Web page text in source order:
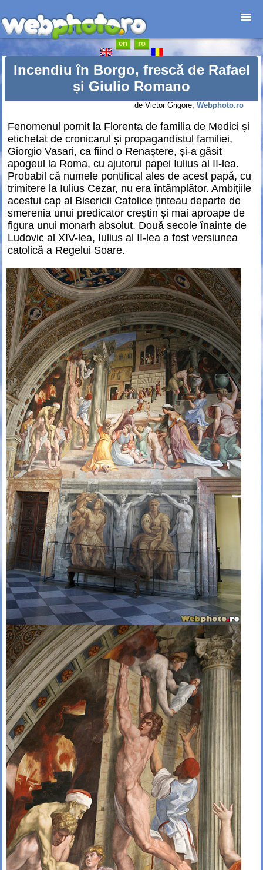
en ro
Prima pagină
Foto-destinații
Foto-reportaje
Web-design
Junior
Contact
Incendiu în Borgo, frescă de Rafael
și Giulio Romano
de Victor Grigore, Webphoto.ro
Fenomenul pornit la Florența de familia de Medici și
etichetat de cronicarul și propagandistul familiei,
Giorgio Vasari, ca fiind o Renaștere, și-a găsit
apogeul la Roma, cu ajutorul papei Iulius al II-lea.
Probabil că numele pontifical ales de acest papă, cu
trimitere la Iulius Cezar, nu era întâmplător. Ambițiile
acestui cap al Bisericii Catolice ținteau departe de
smerenia unui predicator creștin și mai aproape de
figura unui monarh absolut. Două secole înainte de
Ludovic al XIV-lea, Iulius al II-lea a fost versiunea
catolică a Regelui Soare.